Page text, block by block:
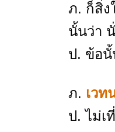
ภ. ก็สิ่ง
นั้นว่า
ป. ข้อนั้
ภ. เวท
ป. ไม่เ